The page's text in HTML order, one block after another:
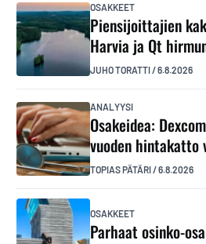
OSAKKEET
Piensijoittajien
Harvia ja Qt
JUHO TORATTI/6.8.2026
ANALYYSI
Osakeidea:
vuoden hintakatto
TOPIAS PÄTÄRI/6.8.2026
OSAKKEET
Parhaat osinko-